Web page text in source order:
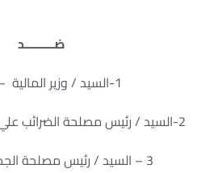
ضـــــــــد
1-السيد / وزير المالية – بصفته
2-السيد / رئيس مصلحة الضرائب علي المبيعات – بصفته
3 – السيد / رئيس مصلحة الجمارك – بصفته